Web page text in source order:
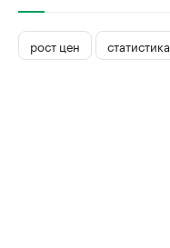
рост цен статистика